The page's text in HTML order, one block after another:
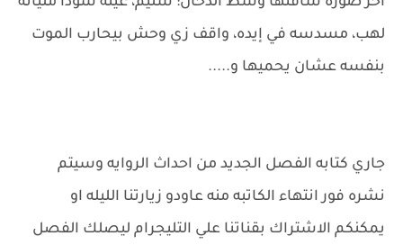
لهب، مسدسه في إيده، واقف زي وحش بيحارب الموت
بنفسه عشان يحميها و.....
جاري كتابه الفصل الجديد من احداث الروايه وسيتم
نشره فور انتهاء الكاتبه منه عاودو زيارتنا الليله او
يمكنكم الاشتراك بقناتنا علي التليجرام ليصلك الفصل